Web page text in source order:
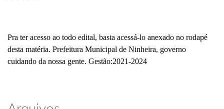
Pra ter acesso ao todo edital, basta acessá-lo anexado no rodapé
desta matéria. Prefeitura Municipal de Ninheira, governo
cuidando da nossa gente. Gestão:2021-2024